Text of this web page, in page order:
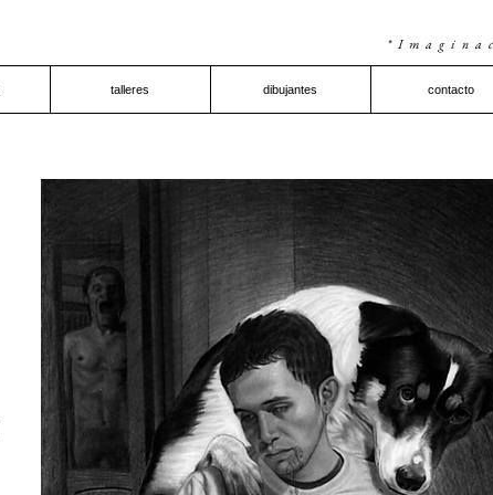
talleres dibujantes contacto